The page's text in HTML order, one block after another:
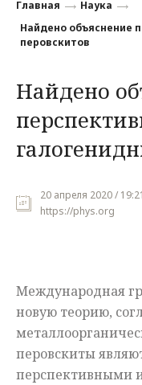
Финансы
Наука
Культура
Общество
Мнения
Главная
Наука
Найдено объяснение
перовскитов
Найдено
20 апреля 2020 /
https://phys.org
Международная
новую теорию,
перовскиты
перспективными